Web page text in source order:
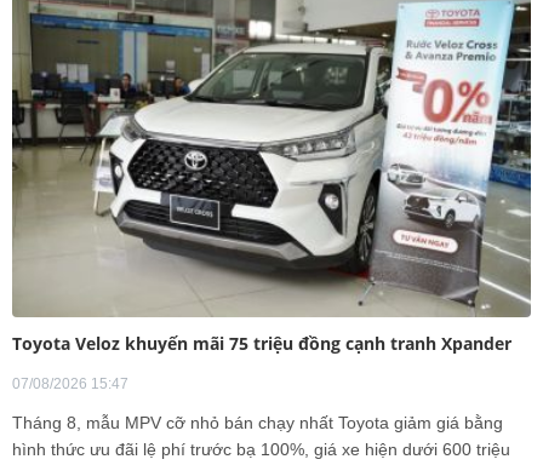
Toyota Veloz khuyến mãi 75 triệu đồng cạnh tranh Xpander
07/08/2026 15:47
Tháng 8, mẫu MPV cỡ nhỏ bán chạy nhất Toyota giảm giá bằng
hình thức ưu đãi lệ phí trước bạ 100%, giá xe hiện dưới 600 triệu